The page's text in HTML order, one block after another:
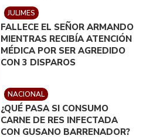
JULIMES
FALLECE EL SEÑOR ARMANDO
MIENTRAS RECIBÍA ATENCIÓN
MÉDICA POR SER AGREDIDO
CON 3 DISPAROS
NACIONAL
¿QUÉ PASA SI CONSUMO
CARNE DE RES INFECTADA
CON GUSANO BARRENADOR?